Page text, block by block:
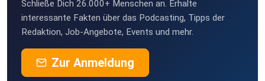
Instagram:
https://www.instagram.com/bine.loveandpleasure
https://www.instagram.com/schamgrenze_podcast
Schließe Dich 26.000+ Menschen an. Erhalte
interessante Fakten über das Podcasting, Tipps der
Redaktion, Job-Angebote, Events und mehr.
Zur Anmeldung